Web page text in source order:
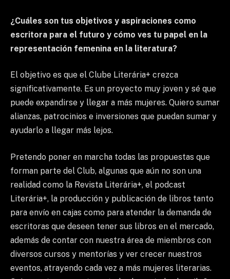
¿Cuáles son tus objetivos y aspiraciones como
escritora para el futuro y cómo ves tu papel en la
representación femenina en la literatura?
El objetivo es que el Clube Literária+ crezca
significativamente. Es un proyecto muy joven y sé que
puede expandirse y llegar a más mujeres. Quiero sumar
alianzas, patrocinios e inversiones que puedan sumar y
ayudarlo a llegar más lejos.
Pretendo poner en marcha todas las propuestas que
forman parte del Club, algunas que aún no son una
realidad como la Revista Literária+, el podcast
Literária+, la producción y publicación de libros tanto
para envío en cajas como para atender la demanda de
escritoras que deseen tener sus libros en el mercado,
además de contar con nuestra área de miembros con
diversos cursos y mentorías y ver crecer nuestros
eventos, atrayendo cada vez a más mujeres literarias.